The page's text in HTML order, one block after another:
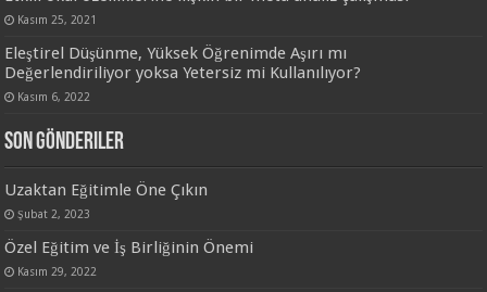
Kasım 25, 2021
Eleştirel Düşünme, Yüksek Öğrenimde Aşırı mı
Değerlendiriliyor yoksa Yetersiz mi Kullanılıyor?
Kasım 6, 2022
Son Gönderiler
Uzaktan Eğitimle Öne Çıkın
Şubat 2, 2023
Özel Eğitim ve İş Birliğinin Önemi
Kasım 29, 2022